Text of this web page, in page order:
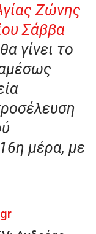
Ζώνης
Σάββα
γίνει το
μέρα, με